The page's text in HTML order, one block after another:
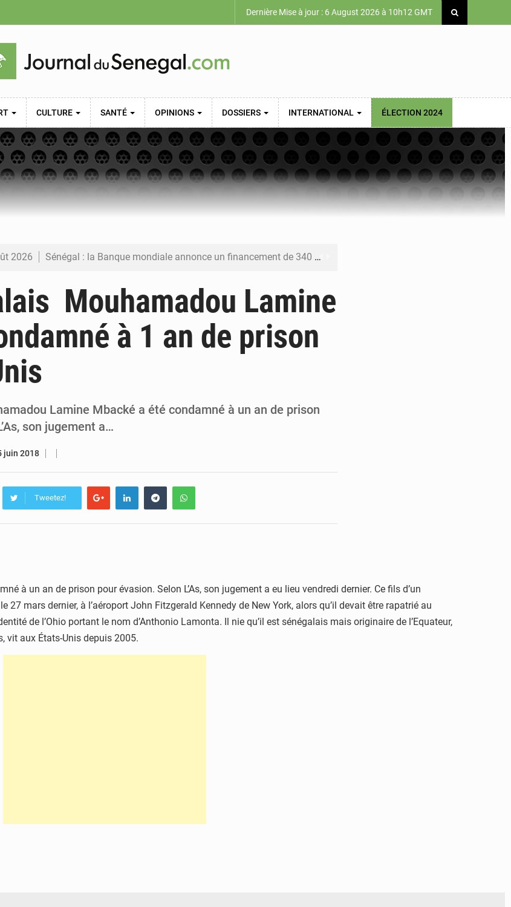
Dernière Mise à jour : 6 August 2026 à 10h12 GMT
CULTURE SANTÉ OPINIONS DOSSIERS INTERNATIONAL ÉLECTION 2024
2026 Sénégal : la Banque mondiale annonce un financement de 340 milliards FCFA pour soutenir les priorités de la Vision Sénégal 2050
2026 Sénégal : les subventions à l’énergie bondissent à 729 milliards FCFA pour contenir les prix des carburants et de l’électricité
2026 Sénégal : le niveau du fleuve Sénégal poursuit sa montée à Podor, les autorités appellent à la vigilance
2026
Mouhamadou Lamine
à 1 an de prison
Lamine Mbacké a été condamné à un an de prison
son jugement a…
juin 2018
Tweetez!
à un an de prison pour évasion. Selon L’As, son jugement a eu lieu vendredi dernier. Ce fils d’un
mars dernier, à l’aéroport John Fitzgerald Kennedy de New York, alors qu’il devait être rapatrié au
de l’Ohio portant le nom d’Anthonio Lamonta. Il nie qu’il est sénégalais mais originaire de l’Equateur,
vit aux États-Unis depuis 2005.